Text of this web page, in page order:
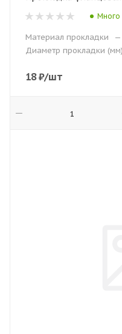
Много
Материал прокладки —
Диаметр прокладки (мм)
18₽/шт